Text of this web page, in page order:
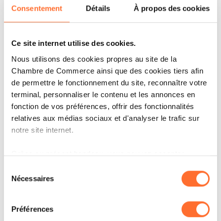
Consentement Détails À propos des cookies
Ce site internet utilise des cookies.
Nous utilisons des cookies propres au site de la
Chambre de Commerce ainsi que des cookies tiers afin
de permettre le fonctionnement du site, reconnaître votre
terminal, personnaliser le contenu et les annonces en
fonction de vos préférences, offrir des fonctionnalités
relatives aux médias sociaux et d'analyser le trafic sur
notre site internet.
Grâce au présent bandeau, vous pouvez accepter,
à l’exception des cookies strictement nécessaires au
fonctionnement du site. Une description des différents
cookies est accessible sous l’onglet « Détails » ci-
dessus.
Nécessaires
Préférences
Cette diversité permet d’organiser au
différents : conférences, congrès, événements
internes, salons professionnels, foires B2B et
B2C, événements institutionnels, festivals,
concerts, lancements de produits, événements
privés, actions de sponsoring, assemblées
générales ou événements culturels.
Pour la LEA, faire appel à des prestataires
luxembourgeois permet de bénéficier d’une
connaissance fine du terrain, des lieux, des
administratives et des standards professionnels